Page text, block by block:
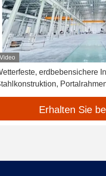
Video
erdbebensichere
Erhalten Sie